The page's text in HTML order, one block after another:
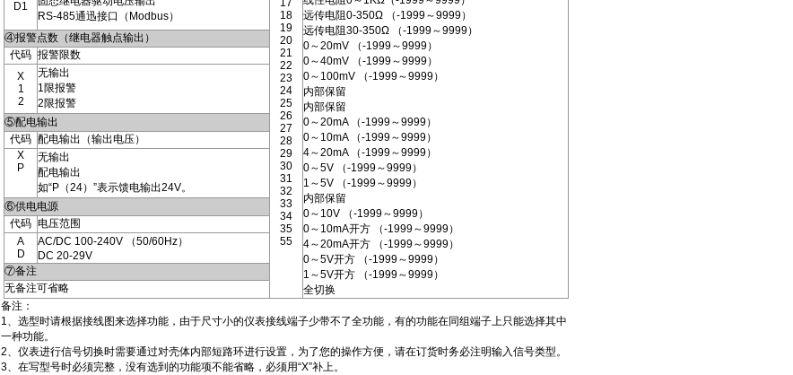
17
18
19
20
21
22
23
24
25
26
27
28
29
30
31
32
33
34
35
55
远传电阻0-350Ω （-1999～9999）
远传电阻30-350Ω （-1999～9999）
0～20mV （-1999～9999）
0～40mV （-1999～9999）
0～100mV （-1999～9999）
内部保留
内部保留
0～20mA （-1999～9999）
0～10mA （-1999～9999）
4～20mA （-1999～9999）
0～5V （-1999～9999）
1～5V （-1999～9999）
内部保留
0～10V （-1999～9999）
0～10mA开方 （-1999～9999）
4～20mA开方 （-1999～9999）
0～5V开方 （-1999～9999）
1～5V开方 （-1999～9999）
全切换
D1
RS-485通迅接口（Modbus）
④报警点数（继电器触点输出）
代码 报警限数
X
1
2
无输出
1限报警
2限报警
⑤配电输出
代码 配电输出（输出电压）
X
P
无输出
配电输出
如“P（24）”表示馈电输出24V。
⑥供电电源
代码 电压范围
A
D
AC/DC 100-240V （50/60Hz）
DC 20-29V
⑦备注
无备注可省略
备注：
1、选型时请根据接线图来选择功能，由于尺寸小的仪表接线端子少带不了全功能，有的功能在同组端子上只能选择其中
一种功能。
2、仪表进行信号切换时需要通过对壳体内部短路环进行设置，为了您的操作方便，请在订货时务必注明输入信号类型。
3、在写型号时必须完整，没有选到的功能项不能省略，必须用“X”补上。